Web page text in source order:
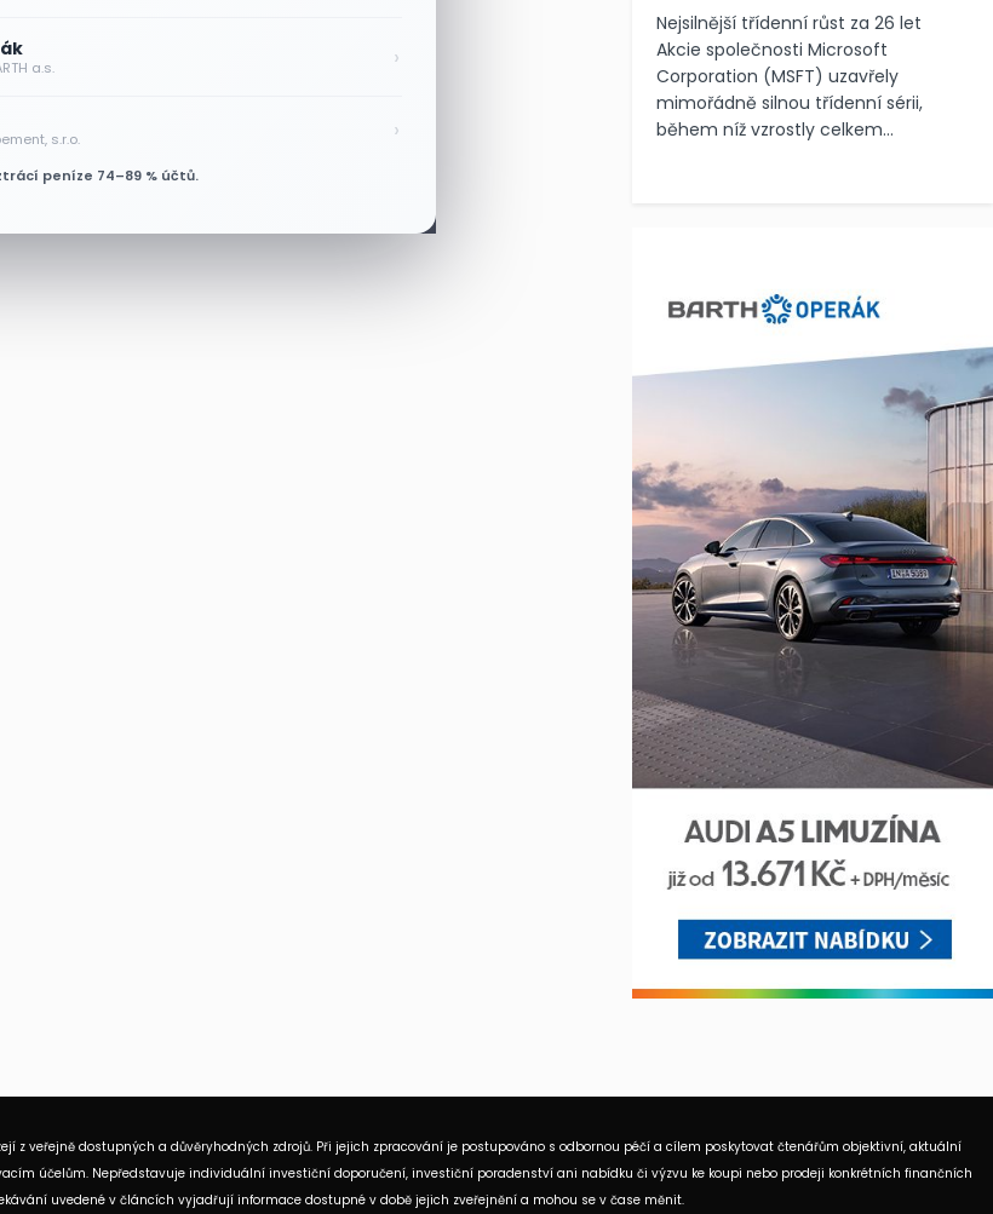
a.s. ›
s.r.o. ›
peníze 74–89 % účtů.
Nejsilnější třídenní růst za 26 let
Akcie společnosti Microsoft
Corporation (MSFT) uzavřely
mimořádně silnou třídenní sérii,
během níž vzrostly celkem...
z veřejně dostupných a důvěryhodných zdrojů. Při jejich zpracování je postupováno s odbornou péčí a cílem poskytovat čtenářům objektivní, aktuální
účelům. Nepředstavuje individuální investiční doporučení, investiční poradenství ani nabídku či výzvu ke koupi nebo prodeji konkrétních finančních
uvedené v článcích vyjadřují informace dostupné v době jejich zveřejnění a mohou se v čase měnit.